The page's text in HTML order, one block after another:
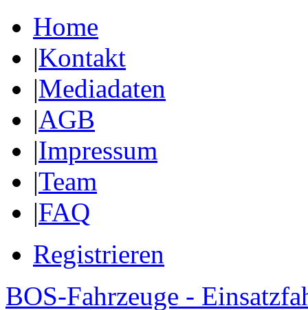
Home
|Kontakt
|Mediadaten
|AGB
|Impressum
|Team
|FAQ
Registrieren
BOS-Fahrzeuge -